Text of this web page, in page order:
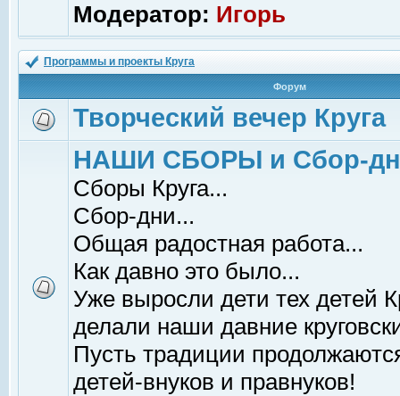
Модератор: Игорь
Программы и проекты Круга
Форум
Творческий вечер Круга
НАШИ СБОРЫ и Сбор-
Сборы Круга...
Сбор-дни...
Общая радостная работа...
Как давно это было...
Уже выросли дети тех детей
делали наши давние
Пусть традиции
детей-внуков и правнуков!